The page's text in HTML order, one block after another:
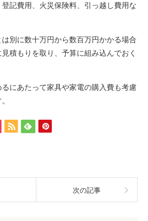
記費用、火災保険料、引っ越し費用な
別に数十万円から数百万円かかる場合
積もりを取り、予算に組み込んでおく
にあたって家具や家電の購入費も考慮
次の記事